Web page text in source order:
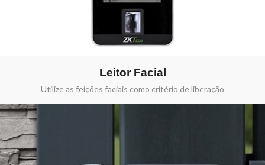
Leitor Facial
Utilize as feições faciais como critério de liberação